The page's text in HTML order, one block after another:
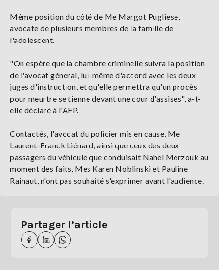
Même position du côté de Me Margot Pugliese,
avocate de plusieurs membres de la famille de
l'adolescent.
"On espère que la chambre criminelle suivra la position
de l'avocat général, lui-même d'accord avec les deux
juges d'instruction, et qu'elle permettra qu'un procès
pour meurtre se tienne devant une cour d'assises", a-t-
elle déclaré à l'AFP.
Contactés, l'avocat du policier mis en cause, Me
Laurent-Franck Liénard, ainsi que ceux des deux
passagers du véhicule que conduisait Nahel Merzouk au
moment des faits, Mes Karen Noblinski et Pauline
Rainaut, n'ont pas souhaité s'exprimer avant l'audience.
Partager l’article